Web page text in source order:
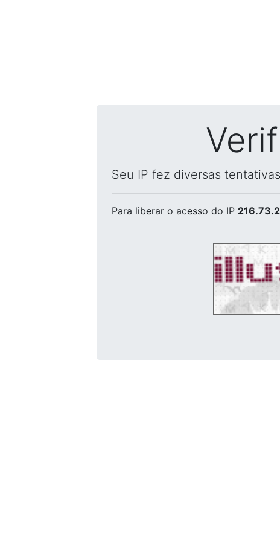
Seu IP fez diversas
Para liberar o acesso do IP